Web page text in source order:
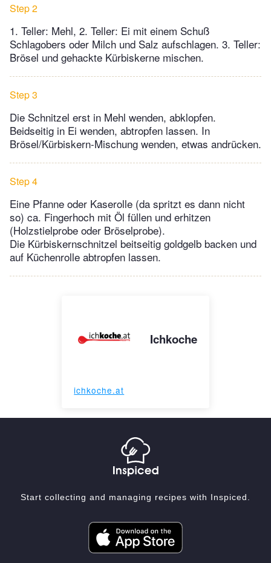
Step 2
1. Teller: Mehl, 2. Teller: Ei mit einem Schuß
Schlagobers oder Milch und Salz aufschlagen. 3. Teller:
Brösel und gehackte Kürbiskerne mischen.
Step 3
Die Schnitzel erst in Mehl wenden, abklopfen.
Beidseitig in Ei wenden, abtropfen lassen. In
Brösel/Kürbiskern-Mischung wenden, etwas andrücken.
Step 4
Eine Pfanne oder Kaserolle (da spritzt es dann nicht
so) ca. Fingerhoch mit Öl füllen und erhitzen
(Holzstielprobe oder Bröselprobe).
Die Kürbiskernschnitzel beitseitig goldgelb backen und
auf Küchenrolle abtropfen lassen.
Ichkoche
ichkoche.at
Start collecting and managing recipes with Inspiced.